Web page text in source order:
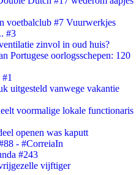
voetbalclub #7 Vuurwerkjes
#3
zinvol in oud huis?
Portugese oorlogsschepen: 120
uitgesteld vanwege vakantie
voormalige lokale functionaris
openen was kaputt
- #CorreiaIn
#243
vijftiger